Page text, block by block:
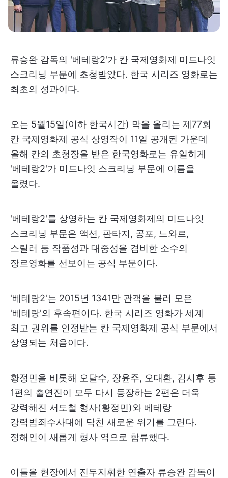
류승완 감독의 '베테랑2'가 칸 국제영화제 미드나잇
스크리닝 부문에 초청받았다. 한국 시리즈 영화로는
최초의 성과이다.
오는 5월15일(이하 한국시간) 막을 올리는 제77회
칸 국제영화제 공식 상영작이 11일 공개된 가운데
올해 칸의 초청장을 받은 한국영화로는 유일히게
'베테랑2'가 미드나잇 스크리닝 부문에 이름을
올렸다.
'베테랑2'를 상영하는 칸 국제영화제의 미드나잇
스크리닝 부문은 액션, 판타지, 공포, 느와르,
스릴러 등 작품성과 대중성을 겸비한 소수의
장르영화를 선보이는 공식 부문이다.
'베테랑2'는 2015년 1341만 관객을 불러 모은
'베테랑'의 후속편이다. 한국 시리즈 영화가 세계
최고 권위를 인정받는 칸 국제영화제 공식 부문에서
상영되는 처음이다.
황정민을 비롯해 오달수, 장윤주, 오대환, 김시후 등
1편의 출연진이 모두 다시 등장하는 2편은 더욱
강력해진 서도철 형사(황정민)와 베테랑
강력범죄수사대에 닥친 새로운 위기를 그린다.
정해인이 새롭게 형사 역으로 합류했다.
이들을 현장에서 진두지휘한 연출자 류승완 감독이